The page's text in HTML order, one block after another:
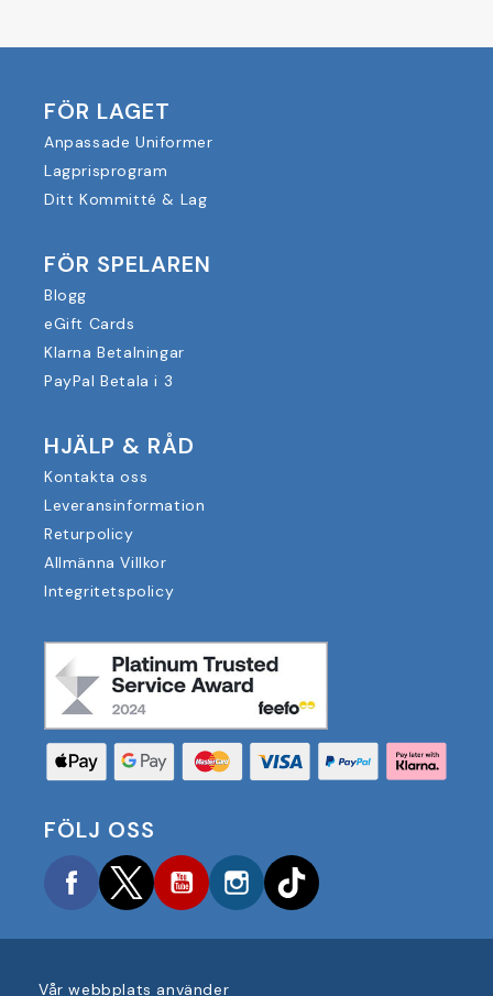
FÖR LAGET
Anpassade Uniformer
Lagprisprogram
Ditt Kommitté & Lag
FÖR SPELAREN
Blogg
eGift Cards
Klarna Betalningar
PayPal Betala i 3
HJÄLP & RÅD
Kontakta oss
Leveransinformation
Returpolicy
Allmänna Villkor
Integritetspolicy
FÖLJ OSS
FacebookTwitterYouTubeInstagram
Vår webbplats använder